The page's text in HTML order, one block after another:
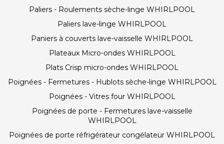
Paliers - Roulements sèche-linge WHIRLPOOL
Paliers lave-linge WHIRLPOOL
Paniers à couverts lave-vaisselle WHIRLPOOL
Plateaux Micro-ondes WHIRLPOOL
Plats Crisp micro-ondes WHIRLPOOL
Poignées - Fermetures - Hublots sèche-linge WHIRLPOOL
Poignées - Vitres four WHIRLPOOL
Poignées de porte - Fermetures lave-vaisselle
WHIRLPOOL
Poignées de porte réfrigérateur congélateur WHIRLPOOL